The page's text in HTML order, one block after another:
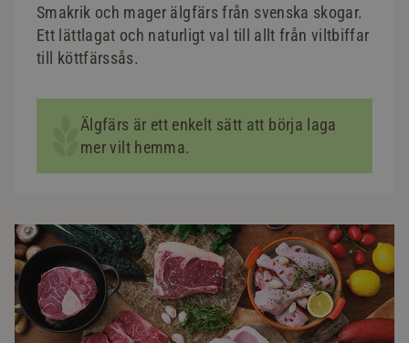
Smakrik och mager älgfärs från svenska skogar.
Ett lättlagat och naturligt val till allt från viltbiffar
till köttfärssås.
Älgfärs är ett enkelt sätt att börja laga
mer vilt hemma.